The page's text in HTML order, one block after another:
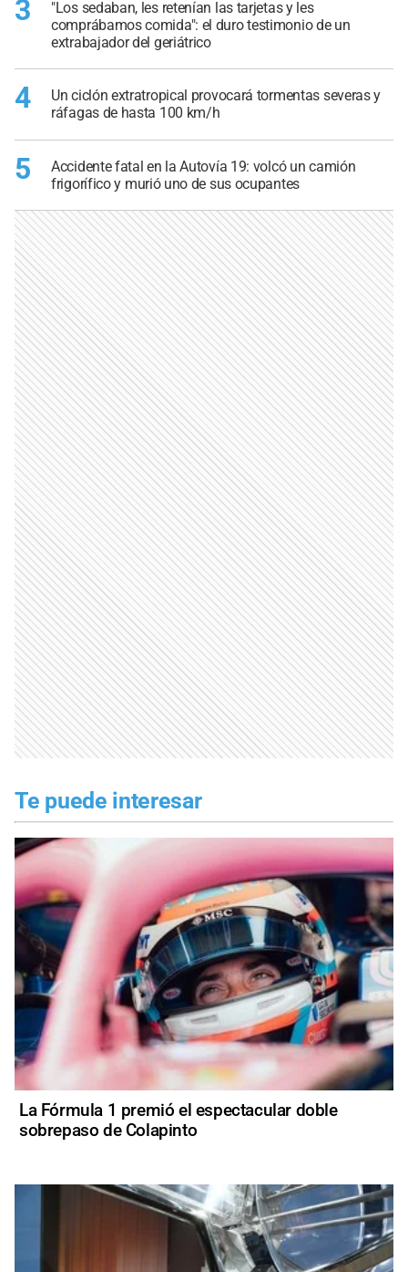
3
"Los sedaban, les retenían las tarjetas y les
comprábamos comida": el duro testimonio de un
extrabajador del geriátrico
4
Un ciclón extratropical provocará tormentas severas y
ráfagas de hasta 100 km/h
5
Accidente fatal en la Autovía 19: volcó un camión
frigorífico y murió uno de sus ocupantes
Te puede interesar
La Fórmula 1 premió el espectacular doble
sobrepaso de Colapinto